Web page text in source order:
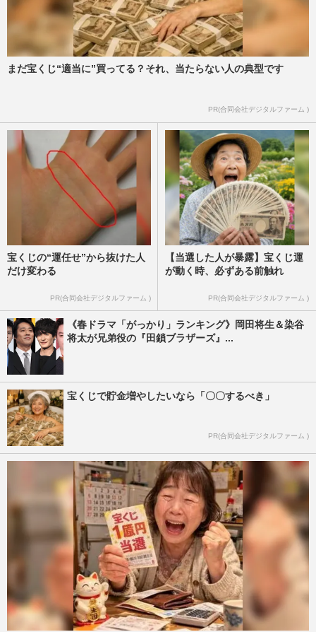
《東野圭吾ドラマランキング》実に面白
い！圧倒的1位は福山雅治の『ガリレ
オ』、2位は二宮和也の『流星の絆…
週刊女性2024年7月2日号 2024/6/25
仮面ライダー女優・八代みなせ、所属事務
先を告白
週刊女性PRIME 2024/6/3
まだ宝くじ“適当に”買ってる？それ、当たらない人の典型です
PR(合同会社デジタルファーム )
宝くじの“運任せ”から抜けた人
だけ変わる
PR(合同会社デジタルファーム )
【当選した人が暴露】宝くじ運
が動く時、必ずある前触れ
PR(合同会社デジタルファーム )
《春ドラマ「がっかり」ランキング》岡田将生＆染谷
将太が兄弟役の『田鎖ブラザーズ』...
宝くじで貯金増やしたいなら「〇〇するべき」
PR(合同会社デジタルファーム )